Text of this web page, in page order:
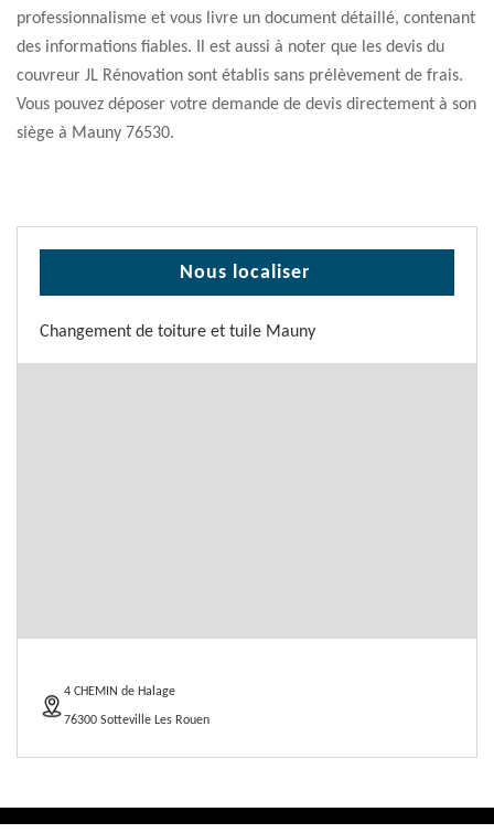
professionnalisme et vous livre un document détaillé, contenant
des informations fiables. Il est aussi à noter que les devis du
couvreur JL Rénovation sont établis sans prélèvement de frais.
Vous pouvez déposer votre demande de devis directement à son
siège à Mauny 76530.
Nous localiser
Changement de toiture et tuile Mauny
4 CHEMIN de Halage
76300 Sotteville Les Rouen